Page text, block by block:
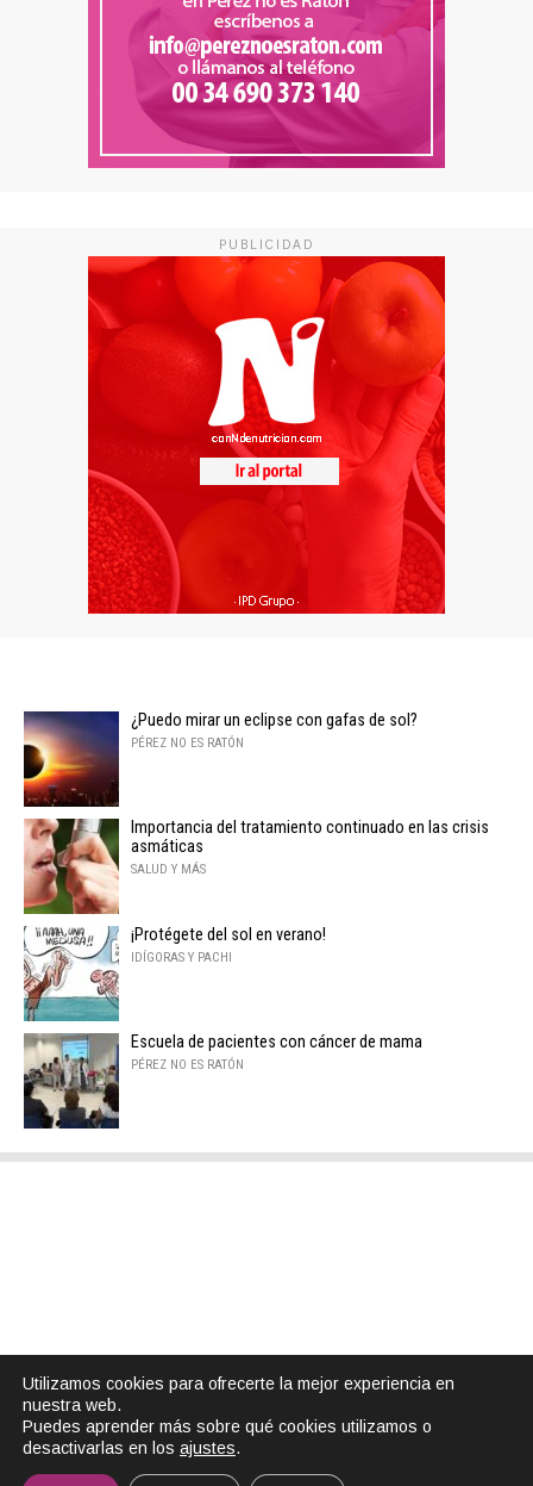
PUBLICIDAD
¿Puedo mirar un eclipse con gafas de sol?
PÉREZ NO ES RATÓN
Importancia del tratamiento continuado en las crisis
asmáticas
SALUD Y MÁS
¡Protégete del sol en verano!
IDÍGORAS Y PACHI
Escuela de pacientes con cáncer de mama
PÉREZ NO ES RATÓN
Utilizamos cookies para ofrecerte la mejor experiencia en
nuestra web.
Puedes aprender más sobre qué cookies utilizamos o
desactivarlas en los ajustes.